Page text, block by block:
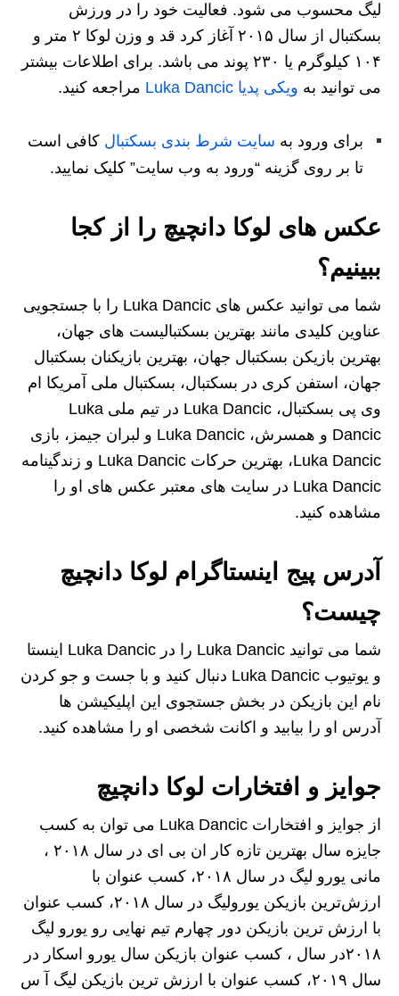
لیگ محسوب می شود. فعالیت خود را در ورزش
بسکتبال از سال ۲۰۱۵ آغاز کرد قد و وزن لوکا ۲ متر و
۱۰۴ کیلوگرم یا ۲۳۰ پوند می باشد. برای اطلاعات بیشتر
می توانید به ویکی پدیا Luka Dancic مراجعه کنید.
برای ورود به سایت شرط بندی بسکتبال کافی است
تا بر روی گزینه “ورود به وب سایت” کلیک نمایید.
عکس های لوکا دانچیچ را از کجا
ببینیم؟
شما می‌ توانید عکس‌ های Luka Dancic را با جستجویی
عناوین کلیدی مانند بهترین بسکتبالیست های جهان،
بهترین بازیکن بسکتبال جهان، بهترین بازیکنان بسکتبال
جهان، استفن کری در بسکتبال، بسکتبال ملی آمریکا ام
وی پی بسکتبال، Luka Dancic در تیم ملی Luka
Dancic و همسرش، Luka Dancic و لبران جیمز، بازی
Luka Dancic، بهترین حرکات Luka Dancic و زندگینامه
Luka Dancic در سایت های معتبر عکس های او را
مشاهده کنید.
آدرس پیج اینستاگرام لوکا دانچیچ
چیست؟
شما می‌ توانید Luka Dancic را در Luka Dancic اینستا
و یوتیوب Luka Dancic دنبال کنید و با جست و جو کردن
نام این بازیکن در بخش جستجوی این اپلیکیشن‌ ها
آدرس او را بیابید و اکانت شخصی او را مشاهده کنید.
جوایز و افتخارات لوکا دانچیچ
از جوایز و افتخارات Luka Dancic می توان به کسب
جایزه سال بهترین تازه کار ان بی ای در سال ۲۰۱۸ ،
مانی یورو لیگ در سال ۲۰۱۸، کسب عنوان با
ارزش‌ترین بازیکن یورولیگ در سال ۲۰۱۸، کسب عنوان
با ارزش‌ ترین بازیکن دور چهارم تیم نهایی رو یورو لیگ
۲۰۱۸در سال ، کسب عنوان بازیکن سال یورو اسکار در
سال ۲۰۱۹، کسب عنوان با ارزش ‌ترین بازیکن لیگ آ س